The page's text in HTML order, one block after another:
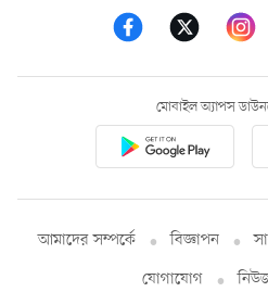
মোবাইল অ্যাপস
আমাদের সম্পর্কে বিজ্ঞাপন
যোগাযোগ